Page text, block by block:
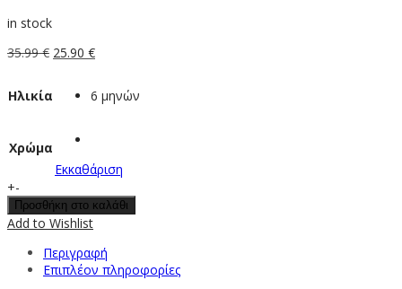
in stock
35.99€ Original
35.99 €.
25.90 €Η
είναι:
Ηλικία 6 μηνών
Χρώμα
Εκκαθάριση
Βρεφική
ζακέτα
με
αγόρι
Chicco
+-
Προσθήκη στο καλάθι
Add to Wishlist
Περιγραφή
Επιπλέον πληροφορίες